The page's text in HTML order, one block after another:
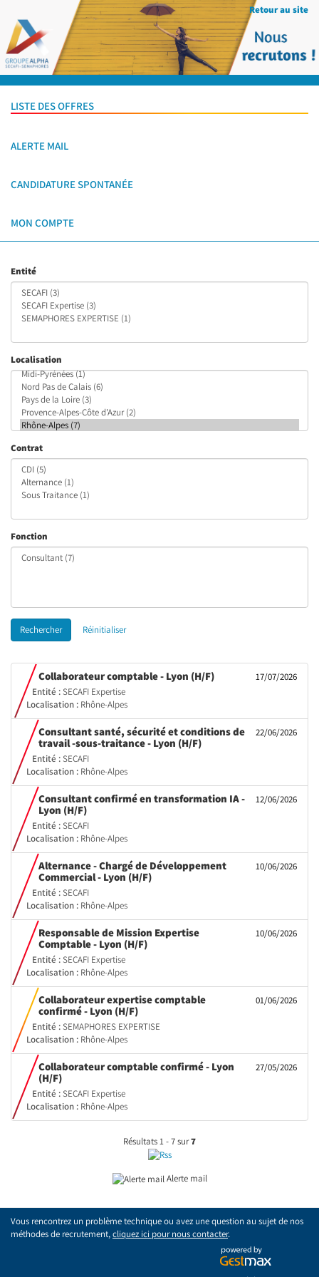
Retour au site
LISTE DES OFFRES
ALERTE MAIL
CANDIDATURE SPONTANÉE
MON COMPTE
Entité
Localisation
Contrat
Fonction
Rechercher Réinitialiser
17/07/2026
Collaborateur comptable - Lyon (H/F)(Nouvelle
Entité :SECAFI Expertise
Localisation : Rhône-Alpes
22/06/2026
Consultant santé, sécurité et conditions de
travail -sous-traitance - Lyon (H/F)(Nouvelle
Entité :SECAFI
Localisation : Rhône-Alpes
12/06/2026
Consultant confirmé en transformation IA -
Lyon (H/F)(Nouvelle
fenêtre)
Entité :SECAFI
Localisation : Rhône-Alpes
10/06/2026
Alternance - Chargé de Développement
Commercial - Lyon (H/F)(Nouvelle
Entité :SECAFI
Localisation : Rhône-Alpes
10/06/2026
Responsable de Mission Expertise
Comptable - Lyon (H/F)(Nouvelle
Entité :SECAFI Expertise
Localisation : Rhône-Alpes
01/06/2026
Collaborateur expertise comptable
confirmé - Lyon (H/F)(Nouvelle
fenêtre)
Entité :SEMAPHORES EXPERTISE
Localisation : Rhône-Alpes
27/05/2026
Collaborateur comptable confirmé - Lyon
(H/F)(Nouvelle
fenêtre)
Entité :SECAFI Expertise
Localisation : Rhône-Alpes
Résultats 1 - 7 sur7
Alerte mail
Vous rencontrez un problème technique ou avez une question au sujet de nos
méthodes de recrutement,cliquez ici pour nous contacter.